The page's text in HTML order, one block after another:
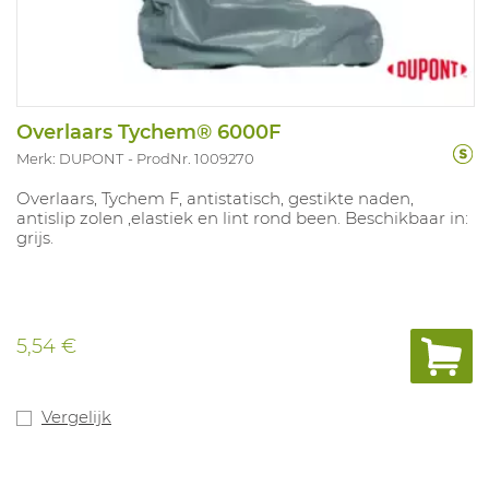
Overlaars Tychem® 6000F
Merk: DUPONT ProdNr. 1009270
Overlaars, Tychem F, antistatisch, gestikte naden,
antislip zolen ,elastiek en lint rond been. Beschikbaar in:
grijs.
5,54 €
Vergelijk